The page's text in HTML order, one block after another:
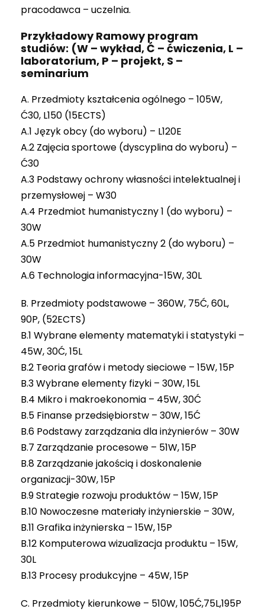
pracodawca – uczelnia.
Przykładowy Ramowy program
studiów: (W – wykład, Ć – ćwiczenia, L –
laboratorium, P – projekt, S –
seminarium
A. Przedmioty kształcenia ogólnego – 105W,
Ć30, L150 (15ECTS)
A.1 Język obcy (do wyboru) – L120E
A.2 Zajęcia sportowe (dyscyplina do wyboru) –
Ć30
A.3 Podstawy ochrony własności intelektualnej i
przemysłowej – W30
A.4 Przedmiot humanistyczny 1 (do wyboru) –
30W
A.5 Przedmiot humanistyczny 2 (do wyboru) –
30W
A.6 Technologia informacyjna-15W, 30L
B. Przedmioty podstawowe – 360W, 75Ć, 60L,
90P, (52ECTS)
B.1 Wybrane elementy matematyki i statystyki –
45W, 30Ć, 15L
B.2 Teoria grafów i metody sieciowe – 15W, 15P
B.3 Wybrane elementy fizyki – 30W, 15L
B.4 Mikro i makroekonomia – 45W, 30Ć
B.5 Finanse przedsiębiorstw – 30W, 15Ć
B.6 Podstawy zarządzania dla inżynierów – 30W
B.7 Zarządzanie procesowe – 51W, 15P
B.8 Zarządzanie jakością i doskonalenie
organizacji-30W, 15P
B.9 Strategie rozwoju produktów – 15W, 15P
B.10 Nowoczesne materiały inżynierskie – 30W,
B.11 Grafika inżynierska – 15W, 15P
B.12 Komputerowa wizualizacja produktu – 15W,
30L
B.13 Procesy produkcyjne – 45W, 15P
C. Przedmioty kierunkowe – 510W, 105Ć,75L,195P